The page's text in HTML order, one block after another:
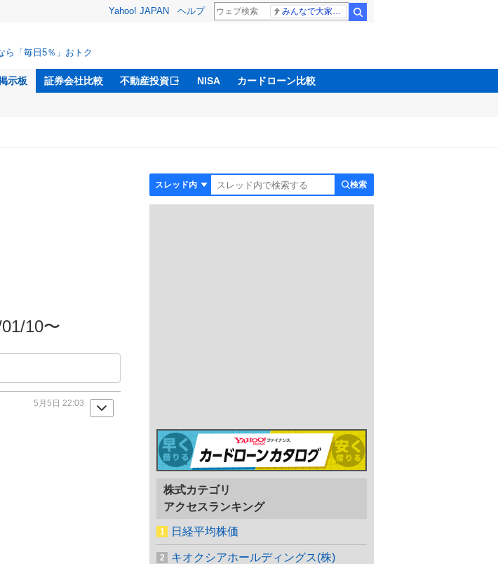
Yahoo! JAPAN ヘルプ
ら「毎日5％」おトク
示板 証券会社比較 不動産投資 NISA カードローン比較
検索
10〜
5月5日 22:03
株式カテゴリ
アクセスランキング
日経平均株価
キオクシアホールディングス(株)